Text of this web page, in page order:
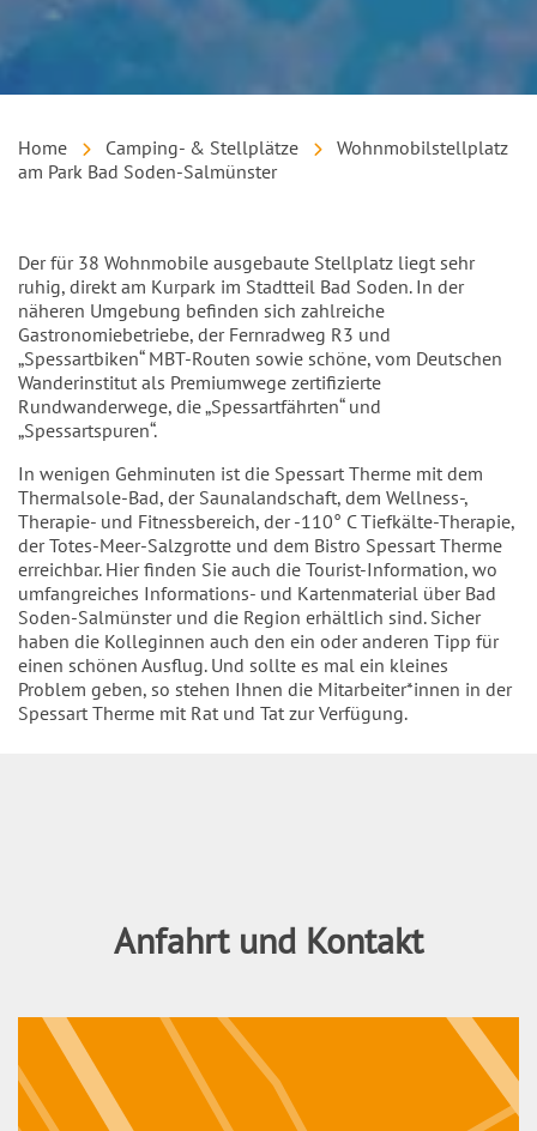
Home Camping- & Stellplätze
Wohnmobilstellplatz
am Park Bad Soden-Salmünster
Einleitung
Der für 38 Wohnmobile ausgebaute Stellplatz liegt sehr
ruhig, direkt am Kurpark im Stadtteil Bad Soden. In der
näheren Umgebung befinden sich zahlreiche
Gastronomiebetriebe, der Fernradweg R3 und
„Spessartbiken“ MBT-Routen sowie schöne, vom Deutschen
Wanderinstitut als Premiumwege zertifizierte
Rundwanderwege, die „Spessartfährten“ und
„Spessartspuren“.
In wenigen Gehminuten ist die Spessart Therme mit dem
Thermalsole-Bad, der Saunalandschaft, dem Wellness-,
Therapie- und Fitnessbereich, der -110° C Tiefkälte-Therapie,
der Totes-Meer-Salzgrotte und dem Bistro Spessart Therme
erreichbar. Hier finden Sie auch die Tourist-Information, wo
umfangreiches Informations- und Kartenmaterial über Bad
Soden-Salmünster und die Region erhältlich sind. Sicher
haben die Kolleginnen auch den ein oder anderen Tipp für
einen schönen Ausflug. Und sollte es mal ein kleines
Problem geben, so stehen Ihnen die Mitarbeiter*innen in der
Spessart Therme mit Rat und Tat zur Verfügung.
Anfahrt und Kontakt